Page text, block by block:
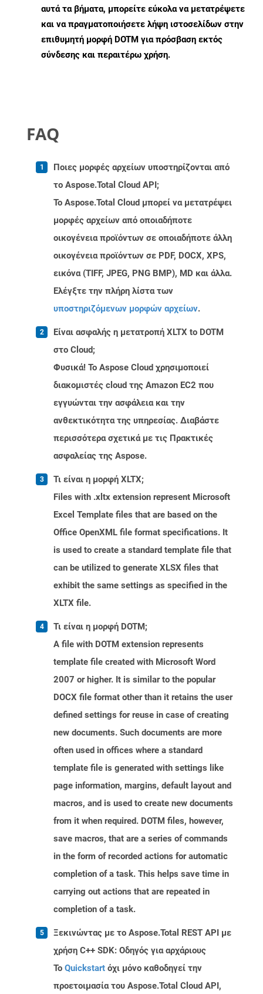
αυτά τα βήματα, μπορείτε εύκολα να μετατρέψετε
και να πραγματοποιήσετε λήψη ιστοσελίδων στην
επιθυμητή μορφή DOTM για πρόσβαση εκτός
σύνδεσης και περαιτέρω χρήση.
FAQ
Ποιες μορφές αρχείων υποστηρίζονται από
το Aspose.Total Cloud API;
Το Aspose.Total Cloud μπορεί να μετατρέψει
μορφές αρχείων από οποιαδήποτε
οικογένεια προϊόντων σε οποιαδήποτε άλλη
οικογένεια προϊόντων σε PDF, DOCX, XPS,
εικόνα (TIFF, JPEG, PNG BMP), MD και άλλα.
Ελέγξτε την πλήρη λίστα των
υποστηριζόμενων μορφών αρχείων.
Είναι ασφαλής η μετατροπή XLTX to DOTM
στο Cloud;
Φυσικά! Το Aspose Cloud χρησιμοποιεί
διακομιστές cloud της Amazon EC2 που
εγγυώνται την ασφάλεια και την
ανθεκτικότητα της υπηρεσίας. Διαβάστε
περισσότερα σχετικά με τις Πρακτικές
ασφαλείας της Aspose.
Τι είναι η μορφή XLTX;
Files with .xltx extension represent Microsoft
Excel Template files that are based on the
Office OpenXML file format specifications. It
is used to create a standard template file that
can be utilized to generate XLSX files that
exhibit the same settings as specified in the
XLTX file.
Τι είναι η μορφή DOTM;
A file with DOTM extension represents
template file created with Microsoft Word
2007 or higher. It is similar to the popular
DOCX file format other than it retains the user
defined settings for reuse in case of creating
new documents. Such documents are more
often used in offices where a standard
template file is generated with settings like
page information, margins, default layout and
macros, and is used to create new documents
from it when required. DOTM files, however,
save macros, that are a series of commands
in the form of recorded actions for automatic
completion of a task. This helps save time in
carrying out actions that are repeated in
completion of a task.
Ξεκινώντας με το Aspose.Total REST API με
χρήση C++ SDK: Οδηγός για αρχάριους
Το Quickstart όχι μόνο καθοδηγεί την
προετοιμασία του Aspose.Total Cloud API,